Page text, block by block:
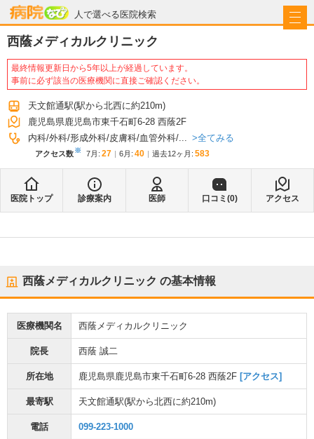
人で選べる医院検索
病院なび
西蔭メディカルクリニック
最終情報更新日から5年以上が経過しています。
事前に必ず該当の医療機関に直接ご確認ください。
天文館通駅(駅から北西に約210m)
鹿児島県鹿児島市東千石町6-28 西蔭2F
内科 外科 形成外科 皮膚科 血管外科 ... 全てみる
アクセス数※ 7月 : 27 6月 : 40 過去12ヶ月: 583
医院トップ 診療案内 医師 口コミ(0) アクセス
西蔭メディカルクリニック の基本情報
医療機関名 西蔭メディカルクリニック
院長 西蔭 誠二
所在地 鹿児島県鹿児島市東千石町6-28 西蔭2F [アクセス]
最寄駅 天文館通駅(駅から北西に約210m)
電話 099-223-1000